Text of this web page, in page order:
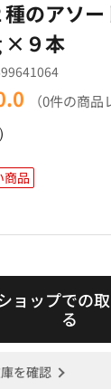
のアソ
×９本
（0件の商品
商品
ョップでの
る
を確認